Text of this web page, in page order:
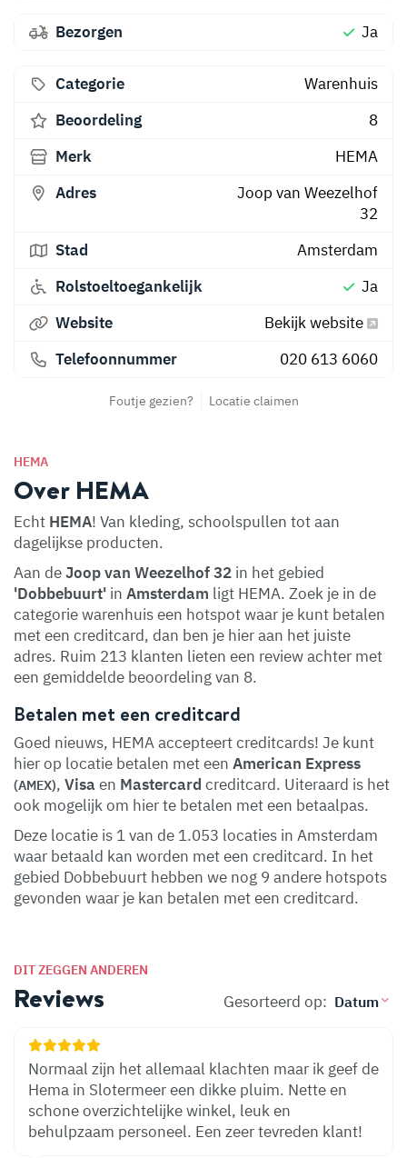
HEMA
Over HEMA
Echt HEMA! Van kleding, schoolspullen tot aan
dagelijkse producten.
Aan deJoop van Weezelhof 32 in het gebied
'Dobbebuurt' in Amsterdam ligt HEMA. Zoek je in de
categorie warenhuis een hotspot waar je kunt betalen
met een creditcard, dan ben je hier aan het juiste
adres. Ruim 213 klanten lieten een review achter met
een gemiddelde beoordeling van 8.
Betalen met een creditcard
Goed nieuws, HEMA accepteert creditcards! Je kunt
hier op locatie betalen met een American Express
(AMEX), Visa en Mastercard creditcard. Uiteraard is het
ook mogelijk om hier te betalen met een betaalpas.
Deze locatie is 1 van de 1.053 locaties in Amsterdam
waar betaald kan worden met een creditcard. In het
gebied Dobbebuurt hebben we nog 9 andere hotspots
gevonden waar je kan betalen met een creditcard.
Bezorgen Ja
Categorie
Warenhuis
Beoordeling
8
Merk
HEMA
Adres
Joop van Weezelhof
32
Stad
Amsterdam
Rolstoeltoegankelijk
Ja
Website
Bekijk website
Telefoonnummer
020 613 6060
Foutje gezien? Locatie claimen
DIT ZEGGEN ANDEREN
Reviews Gesorteerd op:
Normaal zijn het allemaal klachten maar ik geef de
Hema in Slotermeer een dikke pluim. Nette en
schone overzichtelijke winkel, leuk en
behulpzaam personeel. Een zeer tevreden klant!